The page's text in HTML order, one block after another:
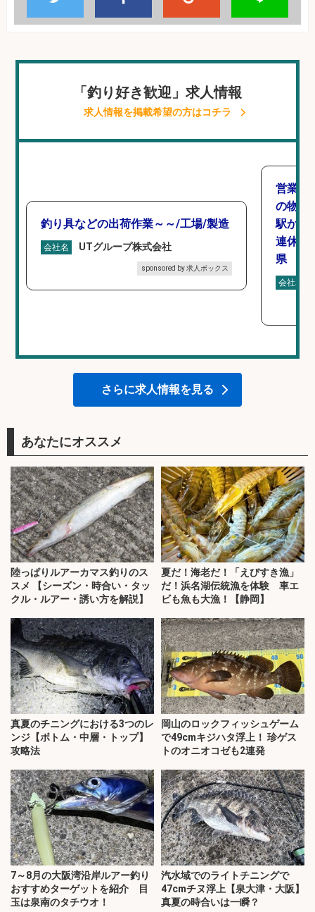
「釣り好き歓迎」求人情報
求人情報を掲載希望の方はコチラ
釣り具などの出荷作業～～/工場/製造
会社名 UTグループ株式会社
sponsored by 求人ボックス
営業事
の物流
駅から
連休あ
県
会社名
さらに求人情報を見る
あなたにオススメ
陸っぱりルアーカマス釣りのス
スメ 【シーズン・時合い・タッ
クル・ルアー・誘い方を解説】
夏だ！海老だ！「えびすき漁」
だ！浜名湖伝統漁を体験 車エ
ビも魚も大漁！【静岡】
真夏のチニングにおける3つのレ
ンジ【ボトム・中層・トップ】
攻略法
岡山のロックフィッシュゲーム
で49cmキジハタ浮上！ 珍ゲス
トのオニオコゼも2連発
7～8月の大阪湾沿岸ルアー釣り
おすすめターゲットを紹介 目
玉は泉南のタチウオ！
汽水域でのライトチニングで
47cmチヌ浮上【泉大津・大阪】
真夏の時合いは一瞬？